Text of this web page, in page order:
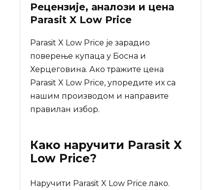
Рецензије, аналози и цена
Parasit X Low Price
Parasit X Low Price је зарадио
поверење купаца у Босна и
Херцеговина. Ако тражите цена
Parasit X Low Price, упоредите их са
нашим производом и направите
правилан избор.
Како наручити Parasit X
Low Price?
Наручити Parasit X Low Price лакo.